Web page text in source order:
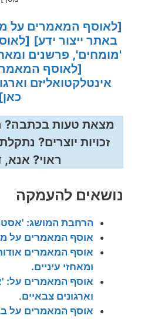
[לאוסף המאמרים על
באתר ייצור ידע]
'מומחים', פרשנים
[לאוסף
אינטלקטואליזם
כאן]
מצאת טעות בכתבה?
זכויות יוצרים?
ראוי? אנא,
נושאים להעמקה
הרחבת המושג:
אוסף המאמרים על
אוסף המאמרים
ומאחזי עיניים.
אוסף המאמרים על:
וארגונים צבאיים.
אוסף המאמרים על